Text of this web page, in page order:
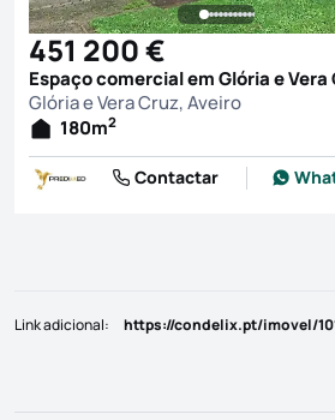
451 200 €
Glória e Vera Cruz, Aveiro
180m2
Contactar
Link adicional: https://condelix.pt/imovel/